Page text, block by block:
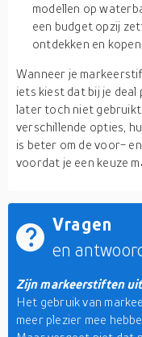
modellen op
een budget opzij
ontdekken en kopen.
Wanneer je
iets kiest dat bij je
later toch niet
verschillende opties,
is beter om de voor-
voordat je een keuze
Vragen
en
Zijn markeerstiften
Het gebruik van
meer plezier mee